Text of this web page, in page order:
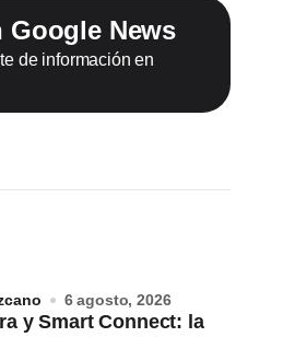
Google News
de información en
y Smart Connect: la
6 agosto, 2026